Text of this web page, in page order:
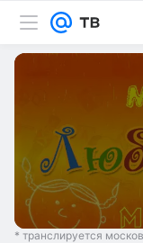
* транслируется